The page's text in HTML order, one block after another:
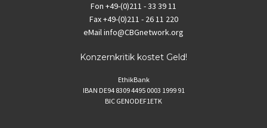
Fon +49-(0)211 - 33 39 11
Fax+49-(0)211 - 26 11 220
eMailinfo@CBGnetwork.org
Konzernkritik kostet Geld!
EthikBank
IBAN DE94 8309 4495 0003 1999 91
BIC GENODEF1ETK